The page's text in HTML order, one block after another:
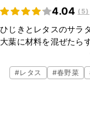
4.04 ( 5)
ひじきとレタスのサラ
大葉に材料を混ぜたら
使うので、味が決まり
時にもおすすめです。
#レタス #春野菜